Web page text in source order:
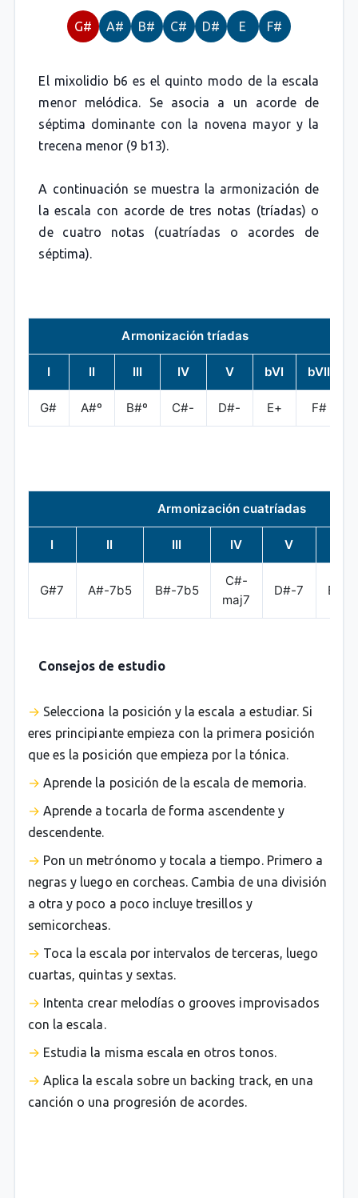
G# A# B# C# D# E F#
El mixolidio b6 es el quinto modo de la escala
menor melódica. Se asocia a un acorde de
séptima dominante con la novena mayor y la
trecena menor (9 b13).
A continuación se muestra la armonización de
la escala con acorde de tres notas (tríadas) o
de cuatro notas (cuatríadas o acordes de
séptima).
Armonización tríadas
I II III IV V bVI bVII
G# A#º B#º C#- D#- E+ F#
Armonización cuatríadas
I II III IV V
G#7 A#-7b5 B#-7b5
C#-
maj7
D#-7
Consejos de estudio
Selecciona la posición y la escala a estudiar. Si
eres principiante empieza con la primera posición
que es la posición que empieza por la tónica.
Aprende la posición de la escala de memoria.
Aprende a tocarla de forma ascendente y
descendente.
Pon un metrónomo y tocala a tiempo. Primero a
negras y luego en corcheas. Cambia de una división
a otra y poco a poco incluye tresillos y
semicorcheas.
Toca la escala por intervalos de terceras, luego
cuartas, quintas y sextas.
Intenta crear melodías o grooves improvisados
con la escala.
Estudia la misma escala en otros tonos.
Aplica la escala sobre un backing track, en una
canción o una progresión de acordes.